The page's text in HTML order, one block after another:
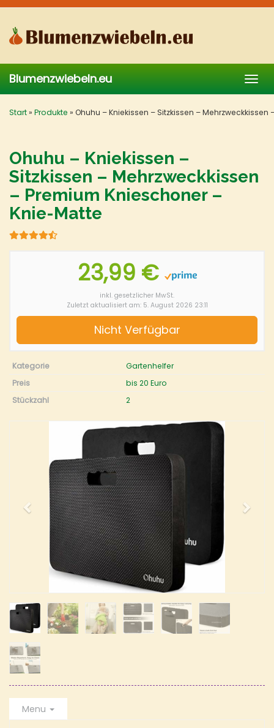
Skip
main
content
Blumenzwiebeln.eu
Start» Produkte » Ohuhu – Kniekissen – Sitzkissen –
Ohuhu – Kniekissen –
Sitzkissen – Mehrzweckkissen
– Premium Knieschoner –
Knie-Matte
23,99 €
inkl. gesetzlicher MwSt.
Zuletzt aktualisiert am: 5. August 2026 23:11
Nicht Verfügbar
Kategorie
Gartenhelfer
Preis
bis 20 Euro
Stückzahl
2
Menu